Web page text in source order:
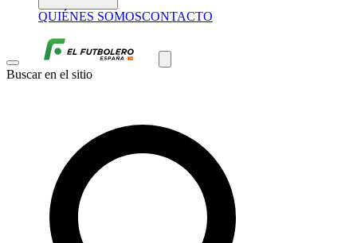
QUIÉNES SOMOSCONTACTO
Buscar en el sitio